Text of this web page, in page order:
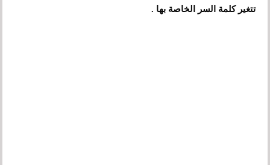
تتغير كلمة السر الخاصة بها .